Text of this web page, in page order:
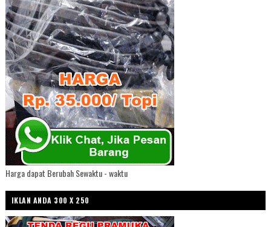
Harga dapat Berubah Sewaktu - waktu
IKLAN ANDA 300 X 250